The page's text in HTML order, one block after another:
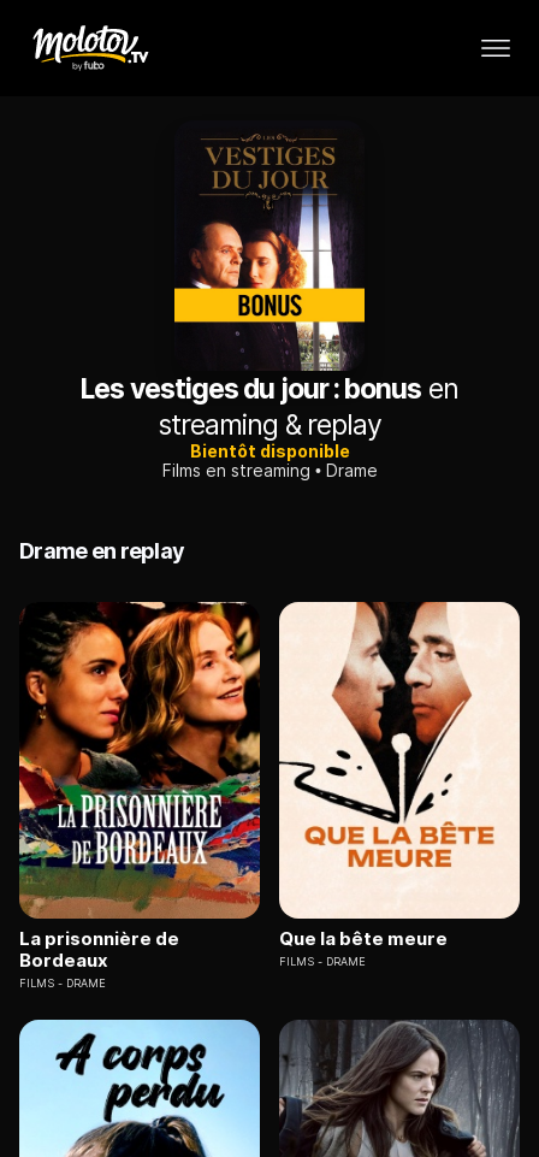
Les vestiges du jour : bonus en
streaming & replay
Bientôt disponible
Films en streaming
Drame
Drame en replay
La prisonnière de
Bordeaux
FILMS DRAME
Que la bête meure
FILMS DRAME